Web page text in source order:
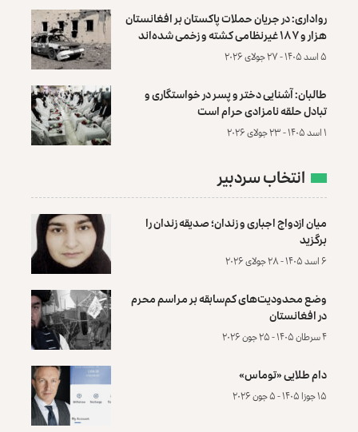
رواداری: در جریان حملات پاکستان بر افغانستان
هزار و ۱۸۷ غیرنظامی کشته و زخمی شده‌اند
۵ اسد ۱۴۰۵ - ۲۷ جولای ۲۰۲۶
طالبان: آشنایی دختر و پسر در خواستگاری و
تبادل حلقه نامزادی حرام است
۱ اسد ۱۴۰۵ - ۲۳ جولای ۲۰۲۶
انتخاب سردبیر
میان ازدواج اجباری و زندان؛ صدیقه زندان را
برگزید
۶ اسد ۱۴۰۵ - ۲۸ جولای ۲۰۲۶
وضع محدودیت‌های کم‌سابقه بر مراسم محرم
در افغانستان
۴ سرطان ۱۴۰۵ - ۲۵ جون ۲۰۲۶
دام طلایی «توماس»
۱۵ جوزا ۱۴۰۵ - ۵ جون ۲۰۲۶